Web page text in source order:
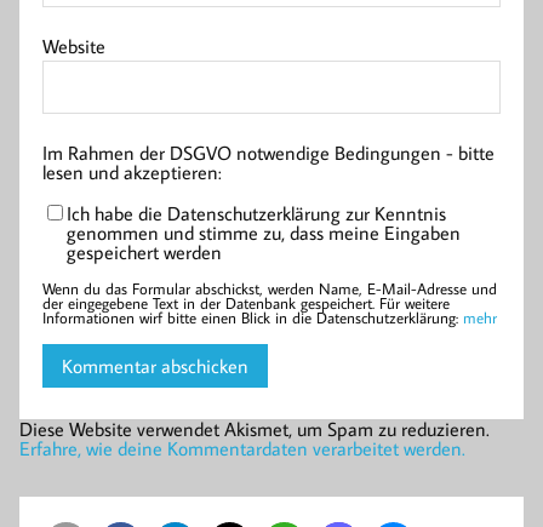
Website
Im Rahmen der DSGVO notwendige Bedingungen - bitte
lesen und akzeptieren:
Ich habe die Datenschutzerklärung zur Kenntnis
genommen und stimme zu, dass meine Eingaben
gespeichert werden
Wenn du das Formular abschickst, werden Name, E-Mail-Adresse und
der eingegebene Text in der Datenbank gespeichert. Für weitere
Informationen wirf bitte einen Blick in die Datenschutzerklärung: mehr
Diese Website verwendet Akismet, um Spam zu reduzieren.
Erfahre, wie deine Kommentardaten verarbeitet werden.